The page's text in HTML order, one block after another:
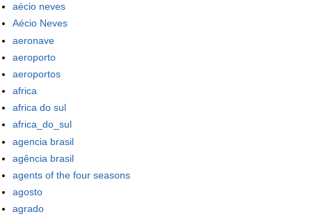
aécio neves
Aécio Neves
aeronave
aeroporto
aeroportos
africa
africa do sul
africa_do_sul
agencia brasil
agência brasil
agents of the four seasons
agosto
agrado